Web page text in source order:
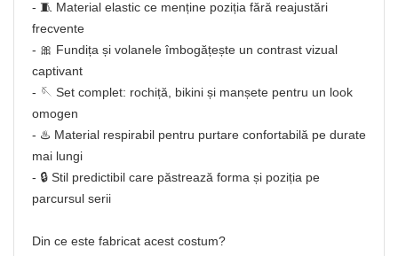
- 🧵 Material elastic ce menține poziția fără reajustări
frecvente
- 🎀 Fundița și volanele îmbogățește un contrast vizual
captivant
- 🪡 Set complet: rochiță, bikini și manșete pentru un look
omogen
- ♨️ Material respirabil pentru purtare confortabilă pe durate
mai lungi
- 🔒 Stil predictibil care păstrează forma și poziția pe
parcursul serii
Din ce este fabricat acest costum?